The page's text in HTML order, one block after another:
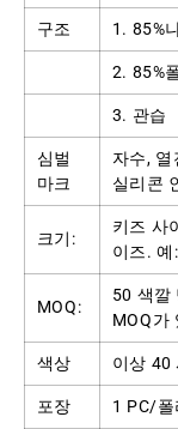
구조 1. 85%
2. 85%
3. 관습
심벌
마크
자수,
실리콘
크기:
키즈 사
이즈. 예
MOQ:
50 색깔
MOQ가
색상 이상 40
포장 1 PC/폴